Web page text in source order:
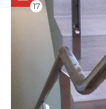
17